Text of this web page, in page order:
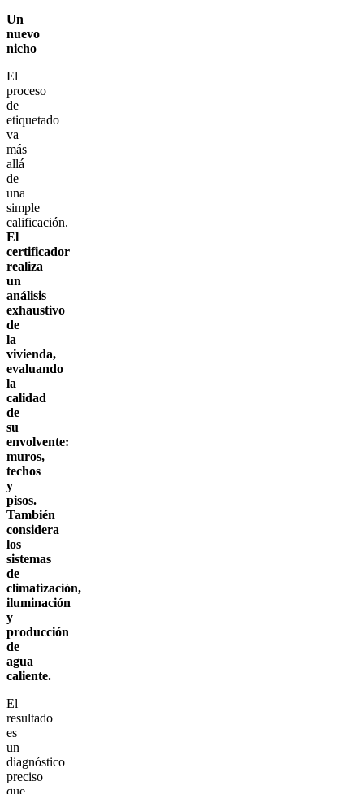
Un
nuevo
nicho
El
proceso
de
etiquetado
va
más
allá
de
una
simple
calificación.
El
certificador
realiza
un
análisis
exhaustivo
de
la
vivienda,
evaluando
la
calidad
de
su
envolvente:
muros,
techos
y
pisos.
También
considera
los
sistemas
de
climatización,
iluminación
y
producción
de
agua
caliente.
El
resultado
es
un
diagnóstico
preciso